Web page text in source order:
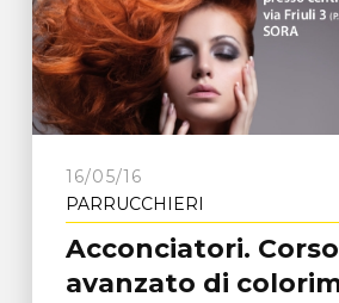
16/05/16
PARRUCCHIERI
Acconciatori. Corso
avanzato di